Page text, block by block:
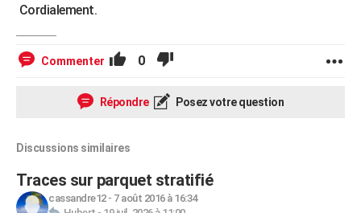
Cordialement.
Commenter 0
Répondre Posez votre question
Discussions similaires
Traces sur parquet stratifié
cassandre12- 7 août 2016 à 16:34